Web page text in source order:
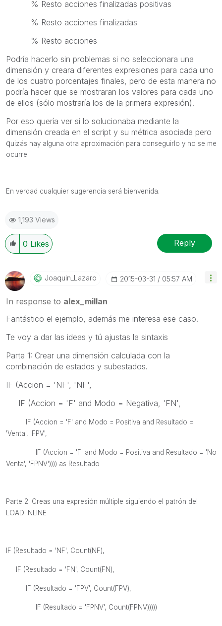
% Resto acciones finalizadas positivas
% Resto acciones finalizadas
% Resto acciones
Podría hacerlo sin problemas si no seleccionara una
dimensión y creara diferentes expresiones para cada uno
de los cuatro porcentajes finales, pero de esta manera no
podría hacer que se mostraran los valores para cada uno
de ellos (sólo mostraría los de la primera expresión).
Por eso quería ver si lo solucionaba mediante la
dimensión creada en el script y su métrica asociada pero
quizás hay alguna otra aproximación para conseguirlo y no se me
ocurre.
En verdad cualquier sugerencia será bienvenida.
1,193 Views
0 Likes Reply
Joaquin_Lazaro ‎2015-03-31 05:57 AM
In response to alex_millan
Fantástico el ejemplo, además me interesa ese caso.
Te voy a dar las ideas y tú ajustas la sintaxis
Parte 1: Crear una dimensión calculada con la
combinación de estados y subestados.
IF (Accion = 'NF', 'NF',
IF (Accion = 'F' and Modo = Negativa, 'FN',
IF (Accion = 'F' and Modo = Positiva and Resultado =
'Venta', 'FPV',
IF (Accion = 'F' and Modo = Positiva and Resultado = 'No
Venta', 'FPNV')))) as Resultado
Parte 2: Creas una expresión múltiple siguiendo el patrón del
LOAD INLINE
IF (Resultado = 'NF', Count(NF),
IF (Resultado = 'FN', Count(FN),
IF (Resultado = 'FPV', Count(FPV),
IF (Resultado = 'FPNV', Count(FPNV)))))